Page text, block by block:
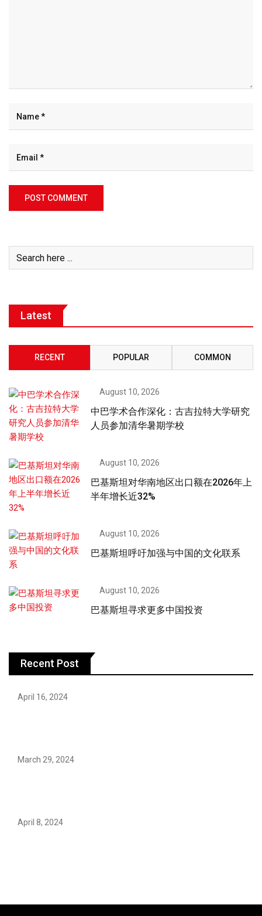
Latest
RECENT POPULAR COMMON
August 10, 2026
中巴学术合作深化：古吉拉特大学研究
人员参加清华暑期学校
August 10, 2026
巴基斯坦对华南地区出口额在2026年上
半年增长近32%
August 10, 2026
巴基斯坦呼吁加强与中国的文化联系
August 10, 2026
巴基斯坦寻求更多中国投资
Recent Post
April 16, 2024
March 29, 2024
April 8, 2024